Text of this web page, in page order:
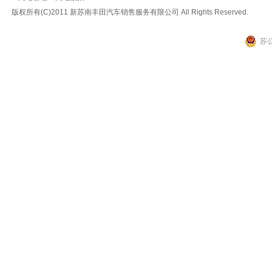
版权所有(C)2011 新苏南丰田汽车销售服务有限公司 All Rights Reserved.
苏